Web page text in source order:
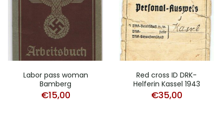
Labor pass woman
Bamberg
€15,00
Red cross ID DRK-
Helferin Kassel 1943
€35,00